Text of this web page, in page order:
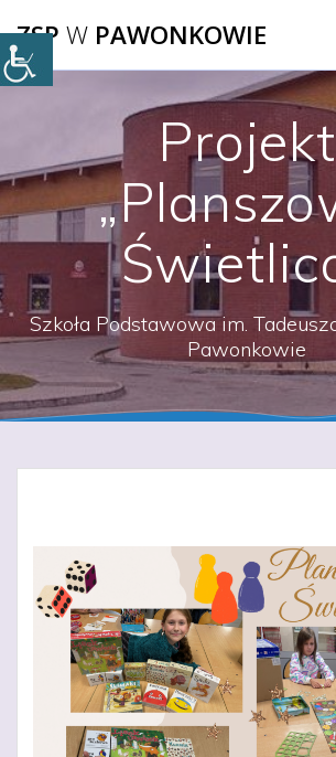
do
ZSP W PAWONKOWIE
Projekt
Szkoła Podstawowa im.
Pawonkowie